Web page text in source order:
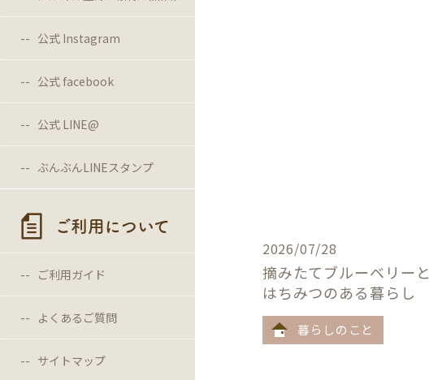
公式 Instagram
公式 facebook
公式 LINE@
ぶんぶんLINEスタンプ
ご利用について
ご利用ガイド
よくあるご質問
サイトマップ
2026/07/28
摘みたてブルーベリーと
はちみつのある暮らし
暮らしのこと